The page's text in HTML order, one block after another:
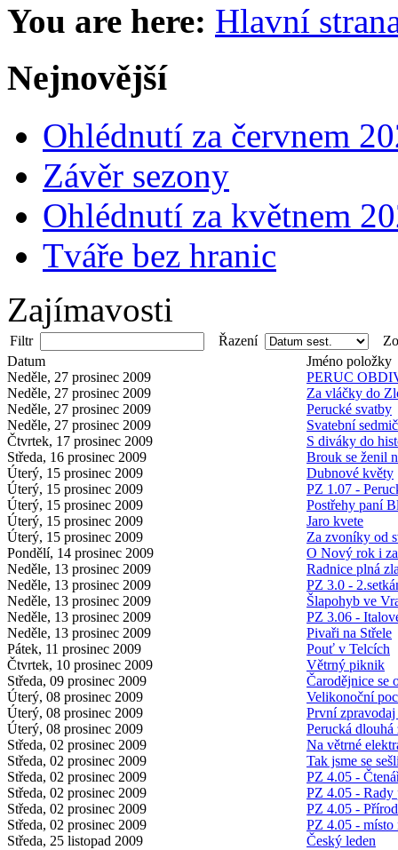
You are here: Hlavní
Nejnovější
Ohlédnutí za červnem
Závěr sezony
Ohlédnutí za květnem
Tváře bez hranic
Zajímavosti
Filtr Řazení
Datum
Jméno položky
Neděle, 27 prosinec 2009
PERUC
Neděle, 27 prosinec 2009
Za vláčky do
Neděle, 27 prosinec 2009
Perucké svatby
Neděle, 27 prosinec 2009
Svatební
Čtvrtek, 17 prosinec 2009
S diváky do
Středa, 16 prosinec 2009
Brouk se ženil
Úterý, 15 prosinec 2009
Dubnové květy
Úterý, 15 prosinec 2009
PZ 1.07 -
Úterý, 15 prosinec 2009
Postřehy paní
Úterý, 15 prosinec 2009
Jaro kvete
Úterý, 15 prosinec 2009
Za zvoníky od
Pondělí, 14 prosinec 2009
O Nový rok i
Neděle, 13 prosinec 2009
Radnice plná
Neděle, 13 prosinec 2009
PZ 3.0 -
Neděle, 13 prosinec 2009
Šlapohyb ve
Neděle, 13 prosinec 2009
PZ 3.06 -
Neděle, 13 prosinec 2009
Pivaři na Střele
Pátek, 11 prosinec 2009
Pouť v Telcích
Čtvrtek, 10 prosinec 2009
Větrný piknik
Středa, 09 prosinec 2009
Čarodějnice se
Úterý, 08 prosinec 2009
Velikonoční
Úterý, 08 prosinec 2009
První
Úterý, 08 prosinec 2009
Perucká dlouhá
Středa, 02 prosinec 2009
Na větrné
Středa, 02 prosinec 2009
Tak jsme se
Středa, 02 prosinec 2009
PZ 4.05 -
Středa, 02 prosinec 2009
PZ 4.05 - Rady
Středa, 02 prosinec 2009
PZ 4.05 -
Středa, 02 prosinec 2009
PZ 4.05 - místo
Středa, 25 listopad 2009
Český leden